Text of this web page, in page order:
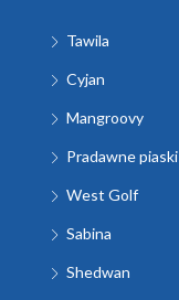
Tawila
Cyjan
Mangroovy
Pradawne piaski
West Golf
Sabina
Shedwan